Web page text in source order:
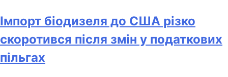
Імпорт біодизеля до США різко
скоротився після змін у податкових
пільгах